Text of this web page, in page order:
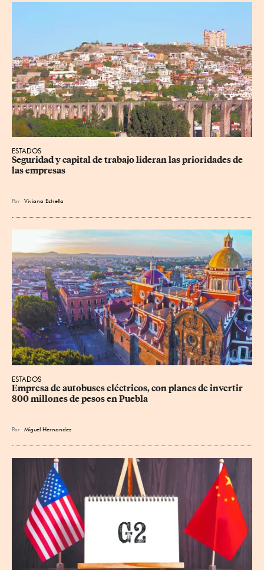
ESTADOS
Seguridad y capital de trabajo lideran las prioridades de
las empresas
Por Viviana Estrella
ESTADOS
Empresa de autobuses eléctricos, con planes de invertir
800 millones de pesos en Puebla
Por Miguel Hernandez